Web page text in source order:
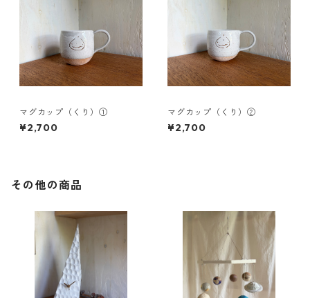
マグカップ（くり）①
¥2,700
マグカップ（くり）②
¥2,700
その他の商品